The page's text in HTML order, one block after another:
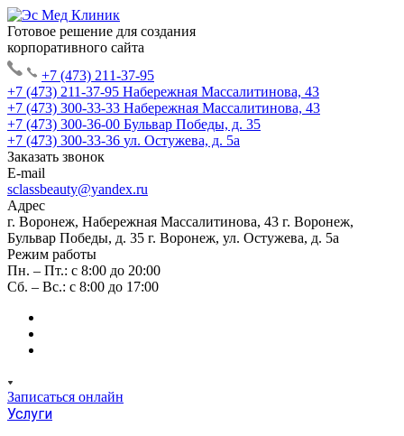
Готовое решение для создания
корпоративного сайта
+7 (473) 211-37-95
+7 (473) 211-37-95 Набережная Массалитинова, 43
+7 (473) 300-33-33 Набережная Массалитинова, 43
+7 (473) 300-36-00 Бульвар Победы, д. 35
+7 (473) 300-33-36 ул. Остужева, д. 5а
Заказать звонок
E-mail
sclassbeauty@yandex.ru
Адрес
г. Воронеж, Набережная Массалитинова, 43 г. Воронеж,
Бульвар Победы, д. 35 г. Воронеж, ул. Остужева, д. 5а
Режим работы
Пн. – Пт.: с 8:00 до 20:00
Сб. – Вс.: с 8:00 до 17:00
Записаться онлайн
Услуги